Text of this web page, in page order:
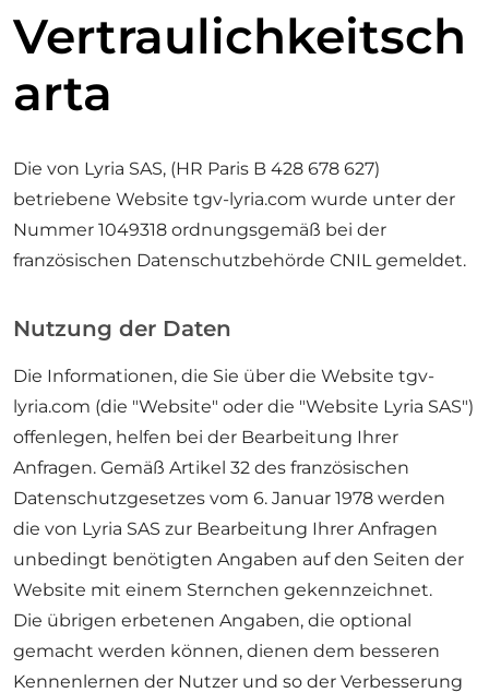
Vertraulichkeitsch
arta
Die von Lyria SAS, (HR Paris B 428 678 627)
betriebene Website tgv-lyria.com wurde unter der
Nummer 1049318 ordnungsgemäß bei der
französischen Datenschutzbehörde CNIL gemeldet.
Nutzung der Daten
Die Informationen, die Sie über die Website tgv-
lyria.com (die "Website" oder die "Website Lyria SAS")
offenlegen, helfen bei der Bearbeitung Ihrer
Anfragen. Gemäß Artikel 32 des französischen
Datenschutzgesetzes vom 6. Januar 1978 werden
die von Lyria SAS zur Bearbeitung Ihrer Anfragen
unbedingt benötigten Angaben auf den Seiten der
Website mit einem Sternchen gekennzeichnet.
Die übrigen erbetenen Angaben, die optional
gemacht werden können, dienen dem besseren
Kennenlernen der Nutzer und so der Verbesserung